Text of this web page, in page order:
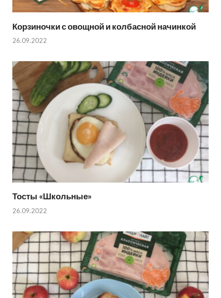
Корзиночки с овощной и колбасной начинкой
26.09.2022
Тосты «Школьные»
26.09.2022